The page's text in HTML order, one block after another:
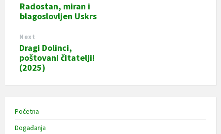
Radostan, miran i
blagoslovljen Uskrs
Next
Dragi Dolinci,
poštovani čitatelji!
(2025)
Početna
Događanja